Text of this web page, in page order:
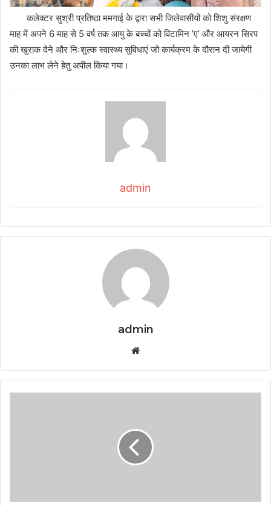
कलेक्टर सुश्री प्रतिष्ठा ममगाई के द्वारा सभी जिलेवासीयों को शिशु संरक्षण
माह में अपने 6 माह से 5 वर्ष तक आयु के बच्चों को विटामिन ’ए’ और आयरन सिरप
की खुराक देने और निःशुल्क स्वास्थ्य सुविधाएं जो कार्यक्रम के दौरान दी जायेगी
उनका लाभ लेने हेतु अपील किया गया।
admin
admin